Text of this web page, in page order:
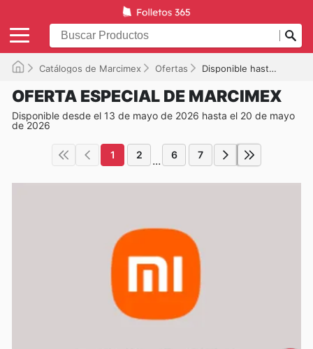
Catálogos de Marcimex Ofertas Disponible hasta el 20/05/2026
OFERTA ESPECIAL DE MARCIMEX
Disponible desde el 13 de mayo de 2026 hasta el 20 de mayo
de 2026
1 2 ... 6 7